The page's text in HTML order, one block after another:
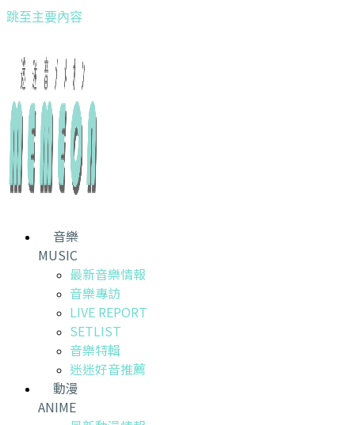
跳至主要內容
音樂
MUSIC
最新音樂情報
音樂專訪
LIVE REPORT
SETLIST
音樂特輯
迷迷好音推薦
動漫
ANIME